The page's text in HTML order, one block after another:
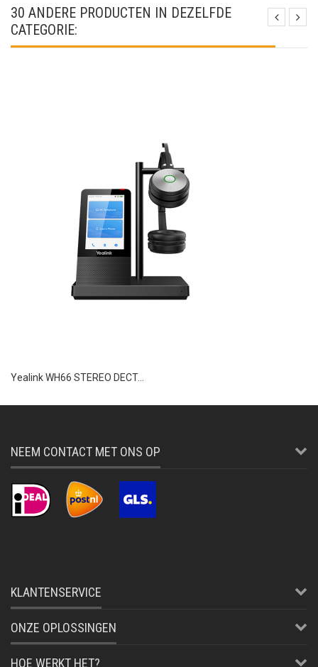
30 ANDERE PRODUCTEN IN DEZELFDE
CATEGORIE:
Yealink WH66 STEREO DECT...
NEEM CONTACT MET ONS OP
KLANTENSERVICE
ONZE OPLOSSINGEN
HOE WERKT HET?